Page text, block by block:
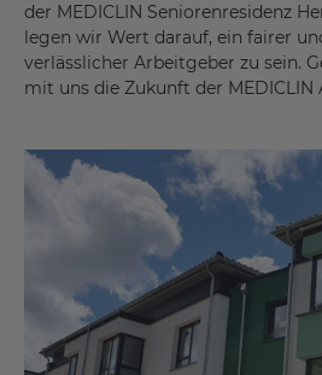
der MEDICLIN Seniorenresidenz
legen wir Wert darauf, ein fairer
verlässlicher Arbeitgeber zu sein.
mit uns die Zukunft der